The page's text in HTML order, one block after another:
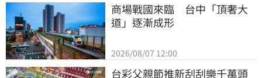
商場戰國來臨　台中「頂奢大
道」逐漸成形
2026/08/07 12:00
台彩父親節推新刮刮樂千萬頭